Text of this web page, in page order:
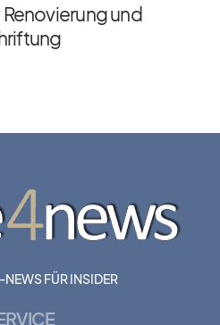
und
NEWS FÜR INSIDER